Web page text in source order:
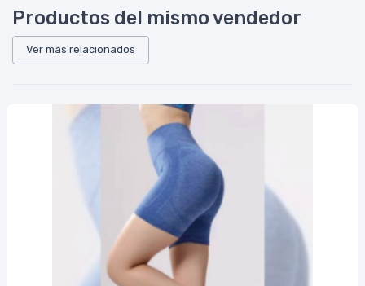
Productos del mismo vendedor
Ver más relacionados